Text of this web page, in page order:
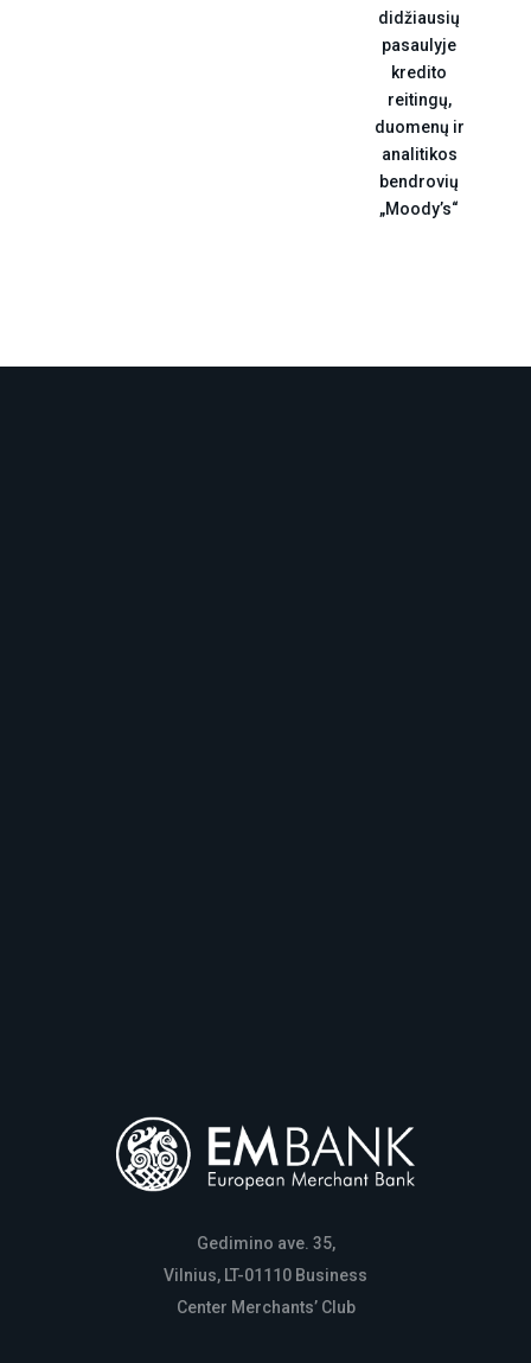
didžiausių
pasaulyje
kredito
reitingų,
duomenų ir
analitikos
bendrovių
„Moody’s“
Gedimino ave. 35,
Vilnius, LT-01110 Business
Center Merchants’ Club